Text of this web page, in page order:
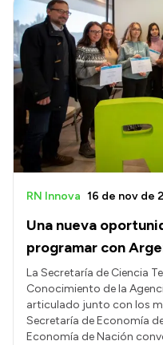
Delegaciones
Consultorios Propios
Presentación CV
Transparencia
Inversión en Salud
Licitaciones
Una nueva
programar con
RN Innova 16 de nov de
La Secretaría de Ciencia
Conocimiento de la
articulado junto con los
Secretaría de Economía
Economía de Nación